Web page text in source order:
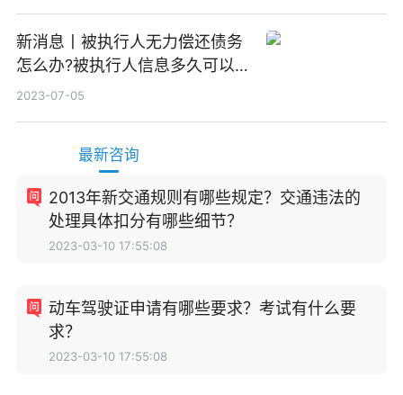
新消息丨被执行人无力偿还债务
怎么办?被执行人信息多久可以
消除?
2023-07-05
最新咨询
2013年新交通规则有哪些规定？交通违法的
处理具体扣分有哪些细节？
2023-03-10 17:55:08
动车驾驶证申请有哪些要求？考试有什么要
求？
2023-03-10 17:55:08